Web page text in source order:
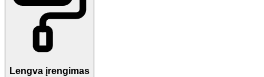
Lengva įrengimas